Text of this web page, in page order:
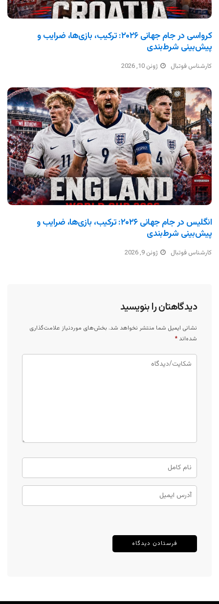
کرواسی در جام جهانی ۲۰۲۶: ترکیب، بازی‌ها، ضرایب و
پیش‌بینی شرط‌بندی
کارشناس فوتبال ژوئن 10, 2026
انگلیس در جام جهانی ۲۰۲۶: ترکیب، بازی‌ها، ضرایب و
پیش‌بینی شرط‌بندی
کارشناس فوتبال ژوئن 9, 2026
دیدگاهتان را بنویسید
نشانی ایمیل شما منتشر نخواهد شد. بخش‌های موردنیاز علامت‌گذاری
شده‌اند *